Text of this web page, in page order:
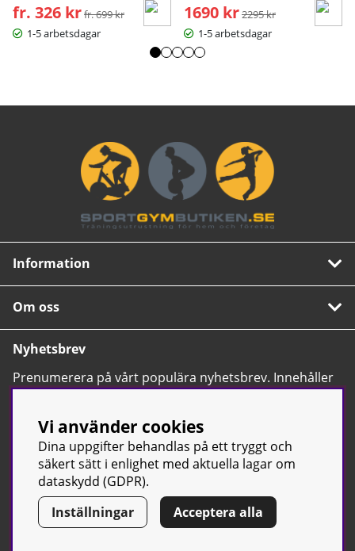
fr. 326 kr Ordinarie pris:
fr. 699 kr
1-5 arbetsdagar
1690 kr Ordinarie pris:
2295 kr
1-5 arbetsdagar
Information
Om oss
Nyhetsbrev
Prenumerera på vårt populära nyhetsbrev. Innehåller
tips, nyheter och våra allra bästa erbjudanden.
© Sport & Gym Butiken JTC AB | Kontakta oss| All rights reserved
| Org.nr: 556668-7058 | Tel: 0500-42 87 00
Vi använder cookies
Dina uppgifter behandlas på ett tryggt och
säkert sätt i enlighet med aktuella lagar om
dataskydd (GDPR).
Inställningar
Acceptera alla